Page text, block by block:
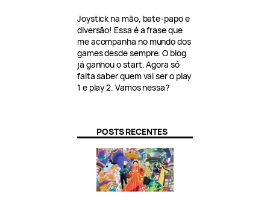
Joystick na mão, bate-papo e
diversão! Essa é a frase que
me acompanha no mundo dos
games desde sempre. O blog
já ganhou o start. Agora só
falta saber quem vai ser o play
1 e play 2. Vamos nessa?
POSTS RECENTES